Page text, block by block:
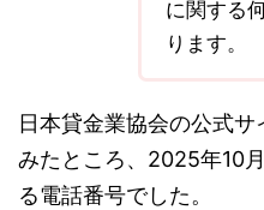
に関する
ります。
日本貸金業協会の公式
みたところ、2025年10
る電話番号でした。